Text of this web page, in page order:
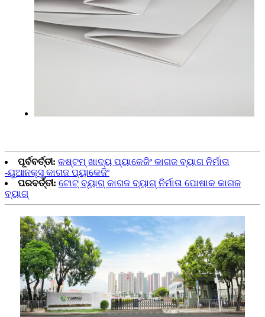
ପୂର୍ବବର୍ତ୍ତୀ: କଷ୍ଟମ୍ ଖାଦ୍ୟ ପ୍ୟାକେଜିଂ କାଗଜ ବ୍ୟାଗ ନିର୍ମାତା
-ୟୁଆନକ୍ସୁ କାଗଜ ପ୍ୟାକେଜିଂ
ପରବର୍ତ୍ତୀ: ଟୋଟ୍ ବ୍ୟାଗ୍ କାଗଜ ବ୍ୟାଗ୍ ନିର୍ମାତା ପୋଷାକ କାଗଜ
ବ୍ୟାଗ୍